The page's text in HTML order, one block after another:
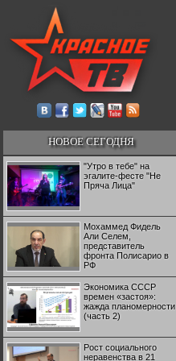
НОВОЕ СЕГОДНЯ
"Утро в тебе" на
эгалите-фесте "Не
Пряча Лица"
Мохаммед Фидель
Али Селем,
представитель
фронта Полисарио в
РФ
Экономика СССР
времен «застоя»:
жажда планомерности
(часть 2)
Рост социального
неравенства в 21